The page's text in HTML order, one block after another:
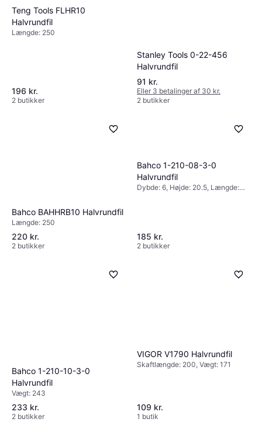
Kwb Half round 200mm
2 butikker
Teng Tools FLHR10
Halvrundfil
Længde: 250
196 kr.
2 butikker
Stanley Tools 0-22-456
Halvrundfil
91 kr.
Eller 3 betalinger af 30 kr.
2 butikker
Bahco BAHHRB10 Halvrundfil
Længde: 250
220 kr.
2 butikker
Bahco 1-210-08-3-0
Halvrundfil
Dybde: 6, Højde: 20.5, Længde:
185 kr.
2 butikker
Bahco 1-210-10-3-0
Halvrundfil
Vægt: 243
233 kr.
2 butikker
VIGOR V1790 Halvrundfil
Skaftlængde: 200, Vægt: 171
109 kr.
1 butik